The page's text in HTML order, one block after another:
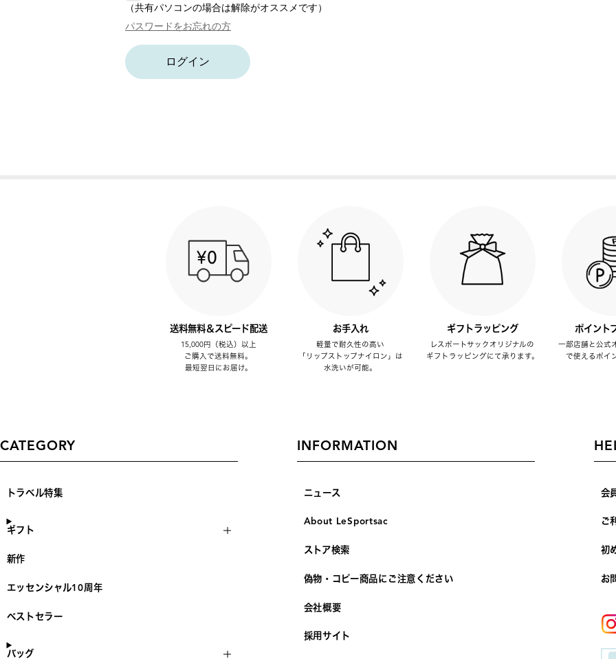
（共有パソコンの場合は解除がオススメです）
パスワードをお忘れの方
ログイン
送料無料＆スピード配送
15,000円（税込）以上
ご購入で送料無料。
最短翌日にお届け。
お手入れ
軽量で耐久性の高い
「リップストップナイロン」は
水洗いが可能。
ギフトラッピング
レスポートサックオリジナルの
ギフトラッピングにて承ります。
ポイント
一部店舗と公式
で使えるポイ
CATEGORY
トラベル特集
ギフト
新作
エッセンシャル10周年
ベストセラー
バッグ
INFORMATION
ニュース
About LeSportsac
ストア検索
偽物・コピー商品にご注意ください
会社概要
採用サイト
会
ご
初
お